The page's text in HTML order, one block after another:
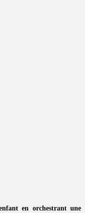
en orchestrant une